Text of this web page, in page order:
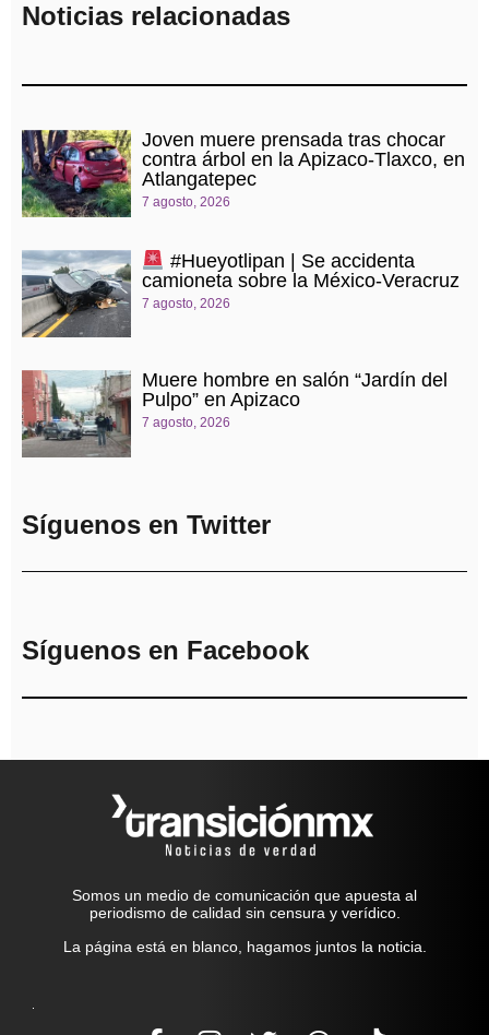
Noticias relacionadas
Joven muere prensada tras chocar
contra árbol en la Apizaco-Tlaxco, en
Atlangatepec
7 agosto, 2026
#Hueyotlipan | Se accidenta
camioneta sobre la México-Veracruz
7 agosto, 2026
Muere hombre en salón “Jardín del
Pulpo” en Apizaco
7 agosto, 2026
Síguenos en Twitter
Síguenos en Facebook
Somos un medio de comunicación que apuesta al
periodismo de calidad sin censura y verídico.
La página está en blanco, hagamos juntos la noticia.